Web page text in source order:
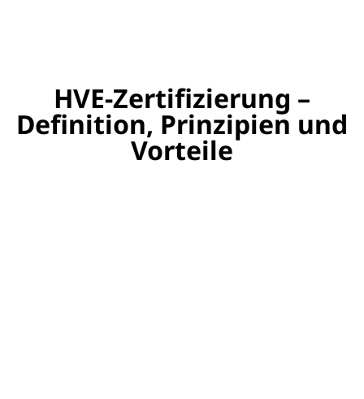
HVE-Zertifizierung –
Definition, Prinzipien und
Vorteile